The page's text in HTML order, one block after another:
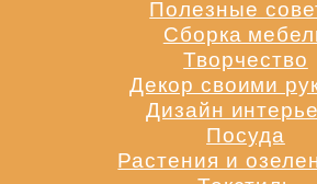
Полезные
Сборка
Творчество
Декор своими
Дизайн
Посуда
Растения и